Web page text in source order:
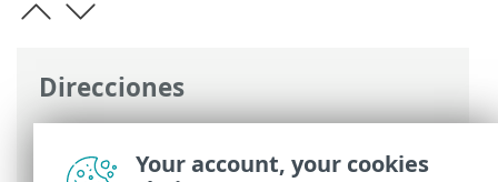
Direcciones
Ayuda en línea de ESET>ESET Endpoint
Antivirus for Linux>Si se utiliza ESET
Your account, your cookies